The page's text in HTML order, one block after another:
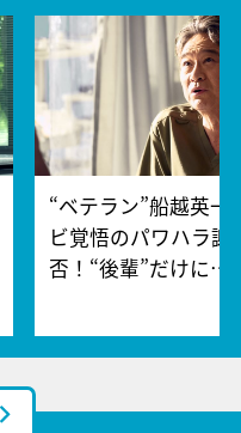
“ベテラン”船越英一
ビ覚悟のパワハラ謝
否！“後輩”だけに…